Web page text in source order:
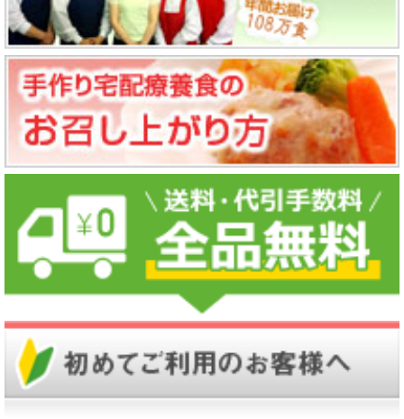
腎臓では、血圧調節、赤血球成熟、ビタミンDの代
謝など、様々なホルモンを産生しています。
腎臓病の症状とは？
初期の腎臓病は、特に自覚症状が無く、肉眼的に尿異
常が分かることも稀です。なので、腎炎と言うのは、
10年以上無症状で経過してくものでもある為、定期的
に尿検査を受けることは大切です。慢性腎不全になっ
た場合、体内老廃物を尿中排泄できなくなり、血液中
に有害な物質が多くなり、また、体に必要な成分を尿
中排泄してしまうなど、体に様々異常をきたします。
たり、浮腫みが現れたり、血圧が高くなったりする場
合もあります。赤血球産生を刺激するエリスロポエチ
ンが不足するので、貧血になることもあります。治療
で自覚症状は消えるのですが、進行すると腎臓機能の
回復ができなくなり、全身の臓器に異常をきたしてし
に運ばれていくことで、命を維持していくことができ
ています。なので、私達の体は栄養がなくては生きて
いくことができません。その位、食事は人間にとって
必要なものなのですが、必要以上に栄養を摂取するこ
とは、逆に健康の邪魔をします。従って、自分に必要
な栄養を必要な量だけ補う、このことが健康の大事な
ポイントになってきます。
栄養素のバランスを考える
食事と言うのは、ただ単に食事のカロリーだけを単純
計算していれば問題無い訳ではありません。糖尿病に
おいての食事療法では、栄養素バランスがとても重要
になってきます。栄養バランスの目安は、炭水化物が
約50％～60％、タンパク質が約20％、脂質が約25％
以下、このバランスが望ましいとされています。
食事の基本で健康に繋げる